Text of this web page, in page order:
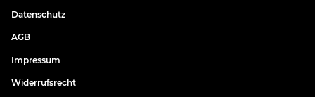
Datenschutz
AGB
Impressum
Widerrufsrecht